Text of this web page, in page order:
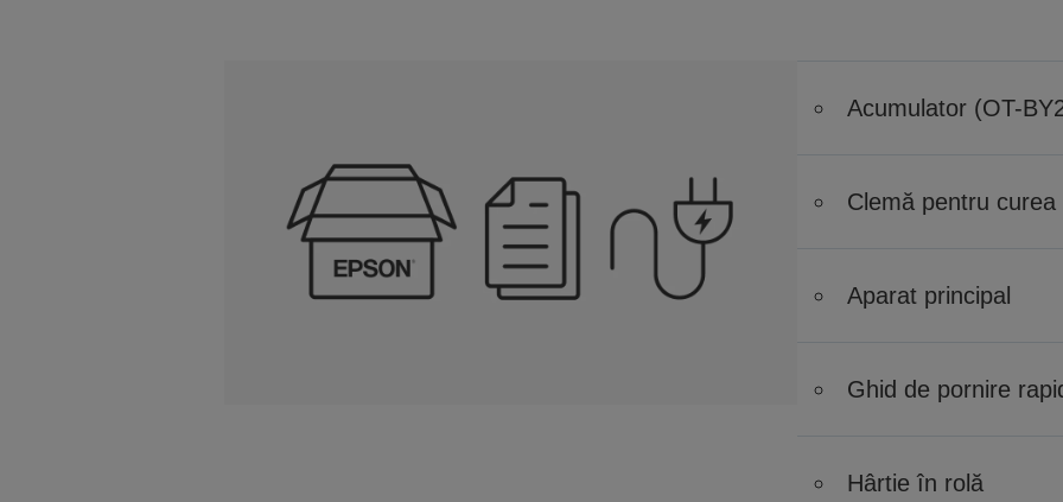
Acumulator (OT-
Clemă pentru curea
Aparat principal
Ghid de pornire
Hârtie în rolă